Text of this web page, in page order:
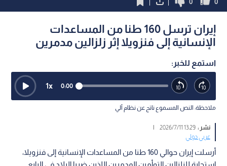
0
0
إيران ترسل 160 طنا من المساعدات
الإنسانية إلى فنزويلا إثر زلزالين مدمرين
استمع للخبر:
0:00
1x
ملاحظة: النص المسموع ناتج عن نظام آلي
نشر :13:29 2026/7/11
|
عربي دولي
أرسلت إيران حوالي 160 طنا من المساعدات الإنسانية إلى فنزويلا،
استجابة للزلزالين التوأمين المدمرين اللذين ضربا البلاد في الرابع